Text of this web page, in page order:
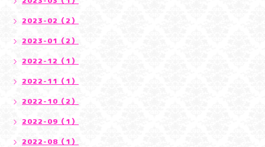
2023-02（2）
2023-01（2）
2022-12（1）
2022-11（1）
2022-10（2）
2022-09（1）
2022-08（1）